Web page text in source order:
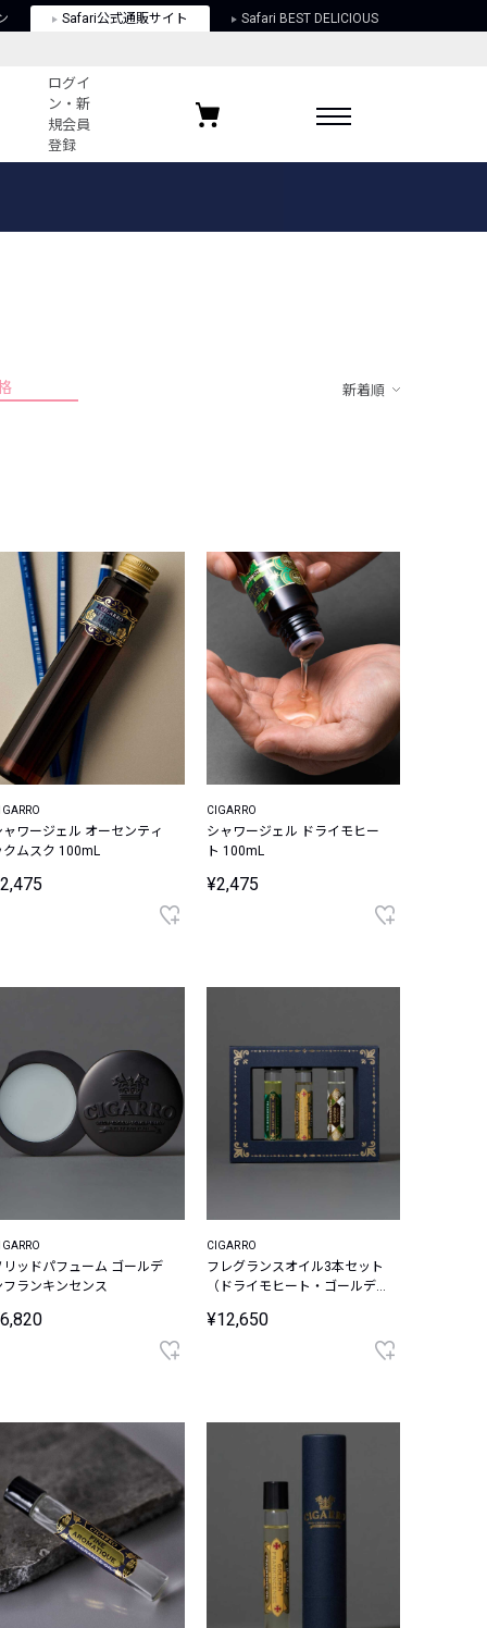
Safari公式通販サイト Safari BEST DELICIOUS
ログイ
ン・新
規会員
登録
シー
お気に入りブランド
新着順
ャワージェル オーセンティ
クムスク 100mL
CIGARRO
シャワージェル ドライモヒー
ト 100mL
¥2,475
リッドパフューム ゴールデ
フランキンセンス
CIGARRO
フレグランスオイル3本セット
（ドライモヒート・ゴールデ
ルーツ）
¥12,650